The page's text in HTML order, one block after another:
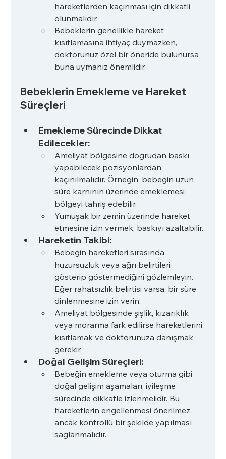
hareketlerden kaçınması için dikkatli
olunmalıdır.
Bebeklerin genellikle hareket
kısıtlamasına ihtiyaç duymazken,
doktorunuz özel bir öneride bulunursa
buna uymanız önemlidir.
Bebeklerin Emekleme ve Hareket
Süreçleri
Emekleme Sürecinde Dikkat
Edilecekler:
Ameliyat bölgesine doğrudan baskı
yapabilecek pozisyonlardan
kaçınılmalıdır. Örneğin, bebeğin uzun
süre karnının üzerinde emeklemesi
bölgeyi tahriş edebilir.
Yumuşak bir zemin üzerinde hareket
etmesine izin vermek, baskıyı azaltabilir.
Hareketin Takibi:
Bebeğin hareketleri sırasında
huzursuzluk veya ağrı belirtileri
gösterip göstermediğini gözlemleyin.
Eğer rahatsızlık belirtisi varsa, bir süre
dinlenmesine izin verin.
Ameliyat bölgesinde şişlik, kızarıklık
veya morarma fark edilirse hareketlerini
kısıtlamak ve doktorunuza danışmak
gerekir.
Doğal Gelişim Süreçleri:
Bebeğin emekleme veya oturma gibi
doğal gelişim aşamaları, iyileşme
sürecinde dikkatle izlenmelidir. Bu
hareketlerin engellenmesi önerilmez,
ancak kontrollü bir şekilde yapılması
sağlanmalıdır.